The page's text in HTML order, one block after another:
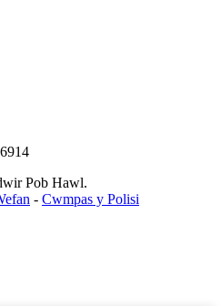
Pob Hawl.
- Cwmpas y Polisi